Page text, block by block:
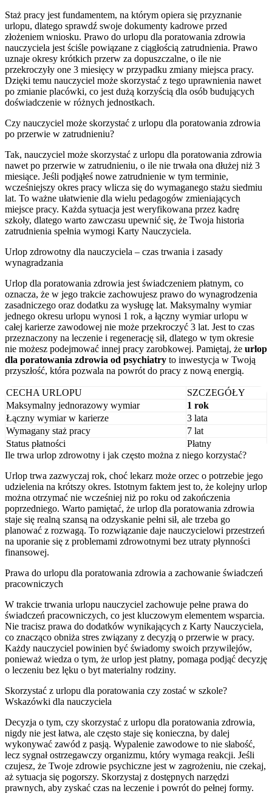
Staż pracy jest fundamentem, na którym opiera się przyznanie
urlopu, dlatego sprawdź swoje dokumenty kadrowe przed
złożeniem wniosku. Prawo do urlopu dla poratowania zdrowia
nauczyciela jest ściśle powiązane z ciągłością zatrudnienia. Prawo
uznaje okresy krótkich przerw za dopuszczalne, o ile nie
przekroczyły one 3 miesięcy w przypadku zmiany miejsca pracy.
Dzięki temu nauczyciel może skorzystać z tego uprawnienia nawet
po zmianie placówki, co jest dużą korzyścią dla osób budujących
doświadczenie w różnych jednostkach.
Czy nauczyciel może skorzystać z urlopu dla poratowania zdrowia
po przerwie w zatrudnieniu?
Tak, nauczyciel może skorzystać z urlopu dla poratowania zdrowia
nawet po przerwie w zatrudnieniu, o ile nie trwała ona dłużej niż 3
miesiące. Jeśli podjąłeś nowe zatrudnienie w tym terminie,
wcześniejszy okres pracy wlicza się do wymaganego stażu siedmiu
lat. To ważne ułatwienie dla wielu pedagogów zmieniających
miejsce pracy. Każda sytuacja jest weryfikowana przez kadrę
szkoły, dlatego warto zawczasu upewnić się, że Twoja historia
zatrudnienia spełnia wymogi Karty Nauczyciela.
Urlop zdrowotny dla nauczyciela – czas trwania i zasady
wynagradzania
Urlop dla poratowania zdrowia jest świadczeniem płatnym, co
oznacza, że w jego trakcie zachowujesz prawo do wynagrodzenia
zasadniczego oraz dodatku za wysługę lat. Maksymalny wymiar
jednego okresu urlopu wynosi 1 rok, a łączny wymiar urlopu w
całej karierze zawodowej nie może przekroczyć 3 lat. Jest to czas
przeznaczony na leczenie i regenerację sił, dlatego w tym okresie
nie możesz podejmować innej pracy zarobkowej. Pamiętaj, że urlop
dla poratowania zdrowia od psychiatry to inwestycja w Twoją
przyszłość, która pozwala na powrót do pracy z nową energią.
CECHA URLOPU
SZCZEGÓŁY
Maksymalny jednorazowy wymiar
1 rok
Łączny wymiar w karierze
3 lata
Wymagany staż pracy
7 lat
Status płatności
Płatny
Ile trwa urlop zdrowotny i jak często można z niego korzystać?
Urlop trwa zazwyczaj rok, choć lekarz może orzec o potrzebie jego
udzielenia na krótszy okres. Istotnym faktem jest to, że kolejny urlop
można otrzymać nie wcześniej niż po roku od zakończenia
poprzedniego. Warto pamiętać, że urlop dla poratowania zdrowia
staje się realną szansą na odzyskanie pełni sił, ale trzeba go
planować z rozwagą. To rozwiązanie daje nauczycielowi przestrzeń
na uporanie się z problemami zdrowotnymi bez utraty płynności
finansowej.
Prawa do urlopu dla poratowania zdrowia a zachowanie świadczeń
pracowniczych
W trakcie trwania urlopu nauczyciel zachowuje pełne prawa do
świadczeń pracowniczych, co jest kluczowym elementem wsparcia.
Nie tracisz prawa do dodatków wynikających z Karty Nauczyciela,
co znacząco obniża stres związany z decyzją o przerwie w pracy.
Każdy nauczyciel powinien być świadomy swoich przywilejów,
ponieważ wiedza o tym, że urlop jest płatny, pomaga podjąć decyzję
o leczeniu bez lęku o byt materialny rodziny.
Skorzystać z urlopu dla poratowania czy zostać w szkole?
Wskazówki dla nauczyciela
Decyzja o tym, czy skorzystać z urlopu dla poratowania zdrowia,
nigdy nie jest łatwa, ale często staje się konieczna, by dalej
wykonywać zawód z pasją. Wypalenie zawodowe to nie słabość,
lecz sygnał ostrzegawczy organizmu, który wymaga reakcji. Jeśli
czujesz, że Twoje zdrowie psychiczne jest w zagrożeniu, nie czekaj,
aż sytuacja się pogorszy. Skorzystaj z dostępnych narzędzi
prawnych, aby zyskać czas na leczenie i powrót do pełnej formy.